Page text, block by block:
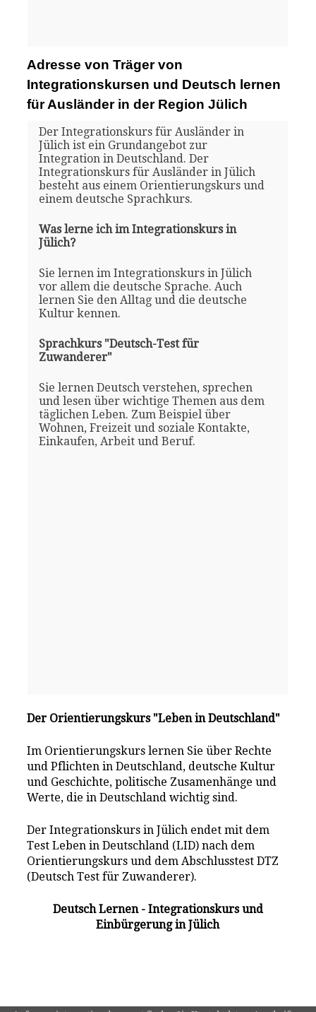
Adresse von Träger von
Integrationskursen und Deutsch lernen
für Ausländer in der Region Jülich
Der Integrationskurs für Ausländer in
Jülich ist ein Grundangebot zur
Integration in Deutschland. Der
Integrationskurs für Ausländer in Jülich
besteht aus einem Orientierungskurs und
einem deutsche Sprachkurs.
Was lerne ich im Integrationskurs in
Jülich?
Sie lernen im Integrationskurs in Jülich
vor allem die deutsche Sprache. Auch
lernen Sie den Alltag und die deutsche
Kultur kennen.
Sprachkurs "Deutsch-Test für
Zuwanderer"
Sie lernen Deutsch verstehen, sprechen
und lesen über wichtige Themen aus dem
täglichen Leben. Zum Beispiel über
Wohnen, Freizeit und soziale Kontakte,
Einkaufen, Arbeit und Beruf.
Der Orientierungskurs "Leben in Deutschland"
Im Orientierungskurs lernen Sie über Rechte
und Pflichten in Deutschland, deutsche Kultur
und Geschichte, politische Zusamenhänge und
Werte, die in Deutschland wichtig sind.
Der Integrationskurs in Jülich endet mit dem
Test Leben in Deutschland (LID) nach dem
Orientierungskurs und dem Abschlusstest DTZ
(Deutsch Test für Zuwanderer).
Deutsch Lernen - Integrationskurs und
Einbürgerung in Jülich